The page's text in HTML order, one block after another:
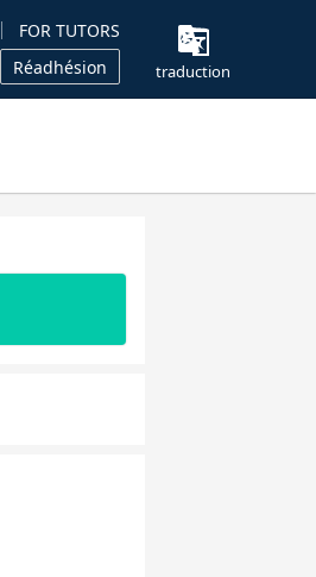
FOR TUTORS
Réadhésion traduction